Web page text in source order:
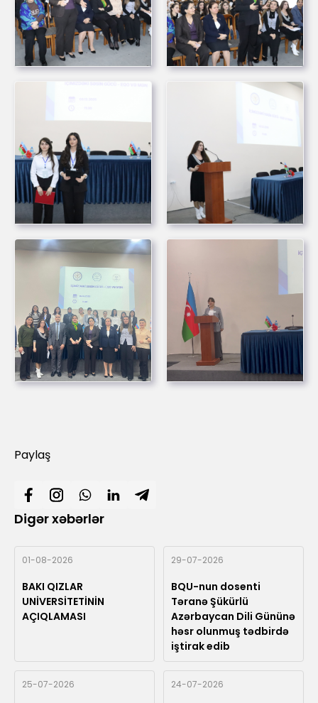
Paylaş
Digər xəbərlər
01-08-2026
BAKI QIZLAR
UNİVERSİTETİNİN
AÇIQLAMASI
29-07-2026
BQU-nun dosenti
Təranə Şükürlü
Azərbaycan Dili Gününə
həsr olunmuş tədbirdə
iştirak edib
25-07-2026 24-07-2026